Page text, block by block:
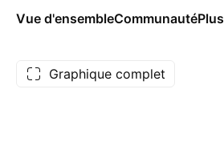
Vue d'ensembleCommunautéPlus
Graphique complet